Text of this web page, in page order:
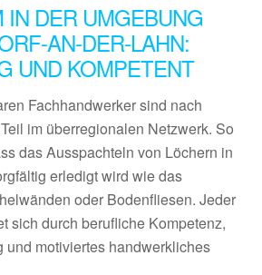
IN DER UMGEBUNG
AN-DER-LAHN:
UND KOMPETENT
Fachhandwerker sind nach
im überregionalen Netzwerk. So
das Ausspachteln von Löchern in
erledigt wird wie das
oder Bodenfliesen. Jeder
sich durch berufliche Kompetenz,
und motiviertes handwerkliches